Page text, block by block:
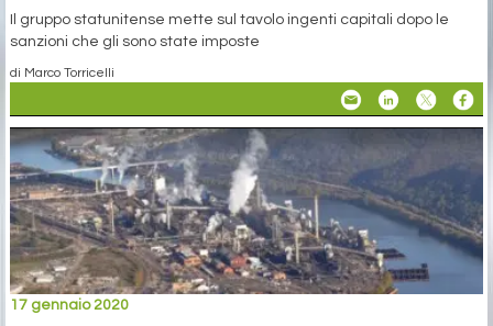
Il gruppo statunitense mette sul tavolo ingenti capitali dopo le
sanzioni che gli sono state imposte
di Marco Torricelli
17 gennaio 2020